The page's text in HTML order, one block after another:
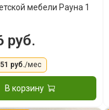
мебели Рауна 1
руб.
руб./мес
В корзину